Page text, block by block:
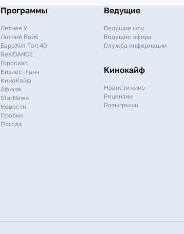
Программы
Летнее У
Летний Вайб
ЕвроХит Топ 40
ResiDANCE
Гороскоп
Бизнес-ланч
КиноКайф
Афиша
StarNews
Новости
Пробки
Погода
Ведущие
Ведущие шоу
Ведущие эфира
Служба информации
Кинокайф
Новости кино
Рецензии
Розыгрыши